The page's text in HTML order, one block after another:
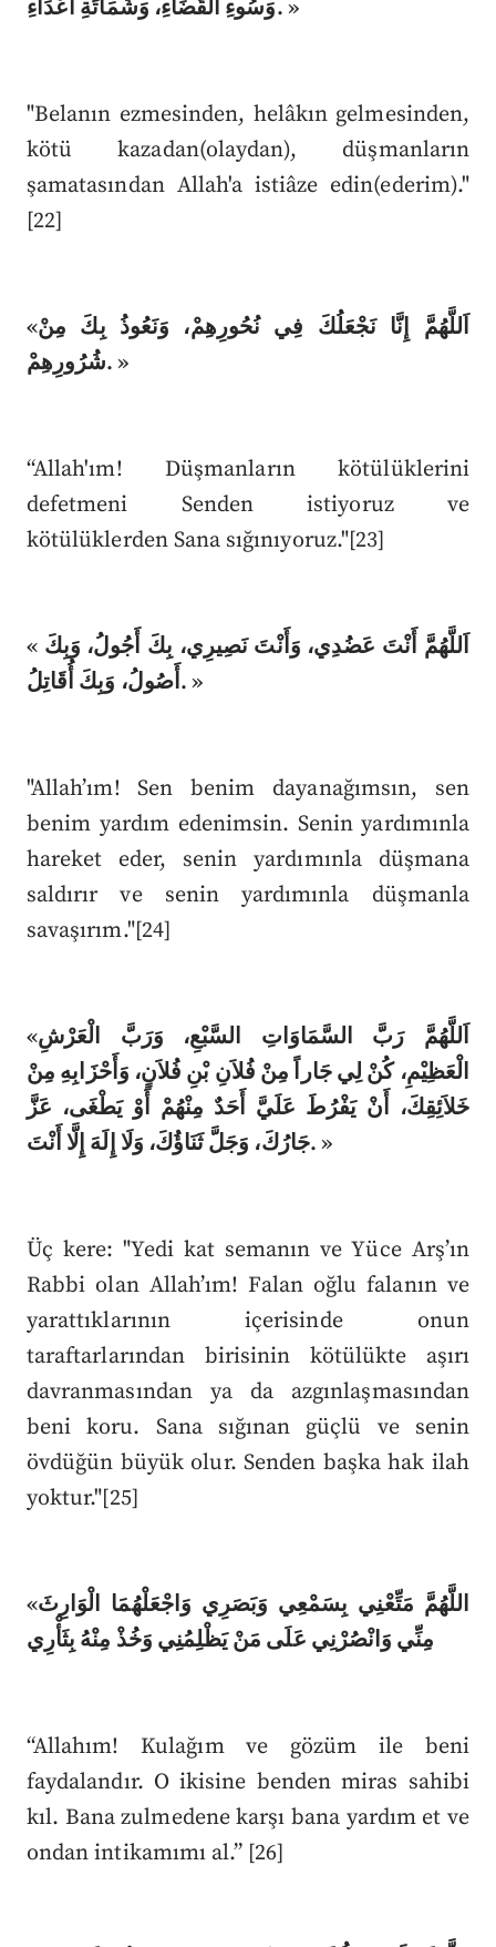
وَسُوءِ الْقَضَاءِ، وَشَمَاتَةِ اَعْدَاءِ. »
"Belanın ezmesinden, helâkın gelmesinden,
kötü kazadan(olaydan), düşmanların
şamatasından Allah'a istiâze edin(ederim)."
[22]
«اَللَّهُمَّ إِنَّا نَجْعَلُكَ فِي نُحُورِهِمْ، وَنَعُوذُ بِكَ مِنْ
شُرُورِهِمْ. »
“Allah'ım! Düşmanların kötülüklerini
defetmeni Senden istiyoruz ve
kötülüklerden Sana sığınıyoruz."[23]
« اَللَّهُمَّ أَنْتَ عَضُدِي، وَأَنْتَ نَصِيرِي، بِكَ أَجُولُ، وَبِكَ
أَصُولُ، وَبِكَ أُقَاتِلُ. »
"Allah’ım! Sen benim dayanağımsın, sen
benim yardım edenimsin. Senin yardımınla
hareket eder, senin yardımınla düşmana
saldırır ve senin yardımınla düşmanla
savaşırım."[24]
«اَللَّهُمَّ رَبَّ السَّمَاوَاتِ السَّبْعِ، وَرَبَّ الْعَرْشِ
الْعَظِيْمِ، كُنْ لِي جَاراً مِنْ فُلاَنِ بْنِ فُلاَنٍ، وَأَحْزَابِهِ مِنْ
خَلاَئِقِكَ، أَنْ يَفْرُطَ عَلَيَّ أَحَدٌ مِنْهُمْ أَوْ يَطْغَى، عَزَّ
جَارُكَ، وَجَلَّ ثَنَاؤُكَ، وَلَا إِلَهَ إِلَّا أَنْتَ. »
Üç kere: "Yedi kat semanın ve Yüce Arş’ın
Rabbi olan Allah’ım! Falan oğlu falanın ve
yarattıklarının içerisinde onun
taraftarlarından birisinin kötülükte aşırı
davranmasından ya da azgınlaşmasından
beni koru. Sana sığınan güçlü ve senin
övdüğün büyük olur. Senden başka hak ilah
yoktur."[25]
«اللَّهُمَّ مَتِّعْنِي بِسَمْعِي وَبَصَرِي وَاجْعَلْهُمَا الْوَارِثَ
مِنِّي وَانْصُرْنِي عَلَى مَنْ يَظْلِمُنِي وَخُذْ مِنْهُ بِثَأْرِي
“Allahım! Kulağım ve gözüm ile beni
faydalandır. O ikisine benden miras sahibi
kıl. Bana zulmedene karşı bana yardım et ve
ondan intikamımı al.” [26]